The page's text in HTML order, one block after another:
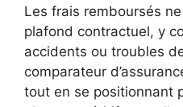
Les frais remboursés
plafond contractuel, y
accidents ou troubles
comparateur
tout en se positionnant